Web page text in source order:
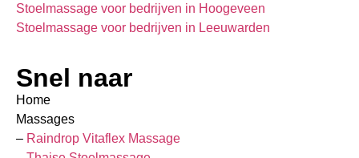
Stoelmassage voor bedrijven in Hoogeveen
Stoelmassage voor bedrijven in Leeuwarden
Snel naar
Home
Massages
– Raindrop Vitaflex Massage